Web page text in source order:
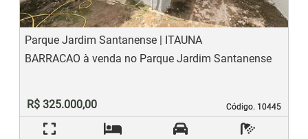
Parque Jardim Santanense | ITAUNA
Código. 10445
Código. 10445
BARRACAO à venda no Parque Jardim Santanense
R$ 325.000,00